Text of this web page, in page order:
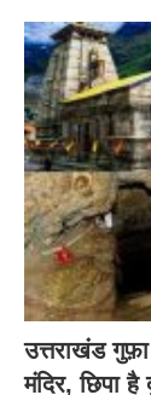
उत्तराखंड
मंदिर, छिपा